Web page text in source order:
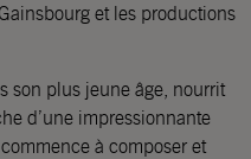
et les productions
son plus jeune âge, nourrit
d’une impressionnante
à composer et